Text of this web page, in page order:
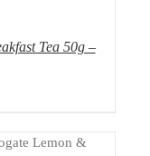
Tea 50g –